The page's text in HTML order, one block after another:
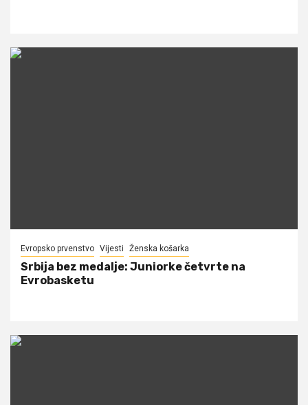
Evropsko prvenstvo Vijesti Ženska košarka
Srbija bez medalje: Juniorke četvrte na
Evrobasketu